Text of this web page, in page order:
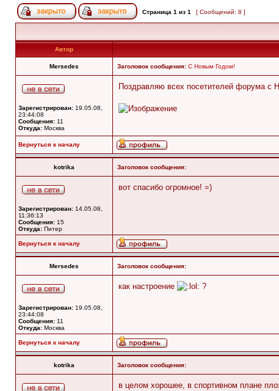
Страница 1 из 1 [ Сообщений: 8 ]
Автор
Mersedes Заголовок сообщения: C Новым Годом!
Зарегистрирован: 19.05.08,
23:44:08
Сообщения: 11
Откуда: Москва
Поздравляю всех посетителей форума
Вернуться к началу
kotrika Заголовок сообщения:
Зарегистрирован: 14.05.08,
11:36:13
Сообщения: 15
Откуда: Питер
вот спасибо огромное! =)
Вернуться к началу
Mersedes Заголовок сообщения:
Зарегистрирован: 19.05.08,
23:44:08
Сообщения: 11
Откуда: Москва
как настроение ?
Вернуться к началу
kotrika Заголовок сообщения:
в целом хорошее, в спортивном плане